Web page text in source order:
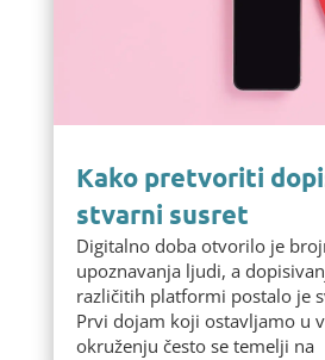
Kako pretvoriti
stvarni susret
Digitalno doba otvorilo je
upoznavanja ljudi, a
različitih platformi postalo je
Prvi dojam koji ostavljamo u
okruženju često se temelji na